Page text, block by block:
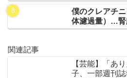
僕のクレアチ
体濾過量）…腎
関連記事
【芸能】「ありえ
子、一部週刊